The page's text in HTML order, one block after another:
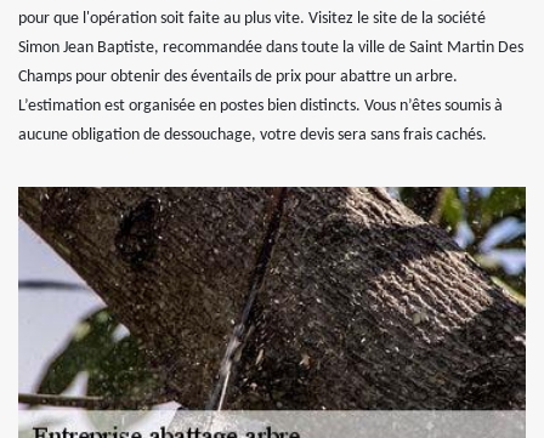
pour que l'opération soit faite au plus vite. Visitez le site de la société
Simon Jean Baptiste, recommandée dans toute la ville de Saint Martin Des
Champs pour obtenir des éventails de prix pour abattre un arbre.
L’estimation est organisée en postes bien distincts. Vous n’êtes soumis à
aucune obligation de dessouchage, votre devis sera sans frais cachés.